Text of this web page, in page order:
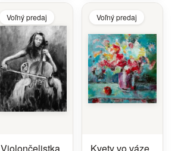
Voľný predaj Voľný predaj